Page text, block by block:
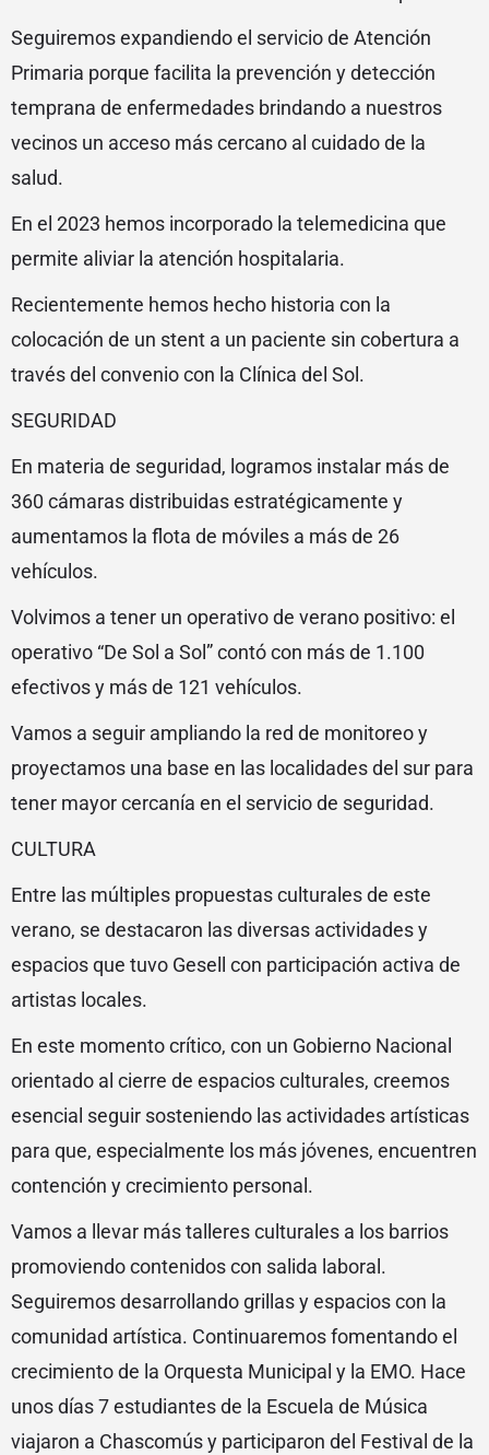
Seguiremos expandiendo el servicio de Atención
Primaria porque facilita la prevención y detección
temprana de enfermedades brindando a nuestros
vecinos un acceso más cercano al cuidado de la
salud.
En el 2023 hemos incorporado la telemedicina que
permite aliviar la atención hospitalaria.
Recientemente hemos hecho historia con la
colocación de un stent a un paciente sin cobertura a
través del convenio con la Clínica del Sol.
SEGURIDAD
En materia de seguridad, logramos instalar más de
360 cámaras distribuidas estratégicamente y
aumentamos la flota de móviles a más de 26
vehículos.
Volvimos a tener un operativo de verano positivo: el
operativo “De Sol a Sol” contó con más de 1.100
efectivos y más de 121 vehículos.
Vamos a seguir ampliando la red de monitoreo y
proyectamos una base en las localidades del sur para
tener mayor cercanía en el servicio de seguridad.
CULTURA
Entre las múltiples propuestas culturales de este
verano, se destacaron las diversas actividades y
espacios que tuvo Gesell con participación activa de
artistas locales.
En este momento crítico, con un Gobierno Nacional
orientado al cierre de espacios culturales, creemos
esencial seguir sosteniendo las actividades artísticas
para que, especialmente los más jóvenes, encuentren
contención y crecimiento personal.
Vamos a llevar más talleres culturales a los barrios
promoviendo contenidos con salida laboral.
Seguiremos desarrollando grillas y espacios con la
comunidad artística. Continuaremos fomentando el
crecimiento de la Orquesta Municipal y la EMO. Hace
unos días 7 estudiantes de la Escuela de Música
viajaron a Chascomús y participaron del Festival de la